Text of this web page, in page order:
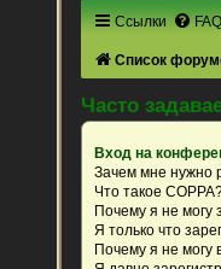
Ссылки
Список
Часто
Вход на
Зачем мне нужно
Что такое
Почему я не могу
Я только что
Почему я не могу